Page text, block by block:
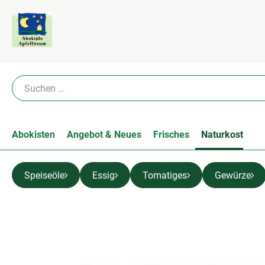
Abokisten Angebot & Neues Frisches Naturkost
Speiseöle Essig Tomatiges Gewürze